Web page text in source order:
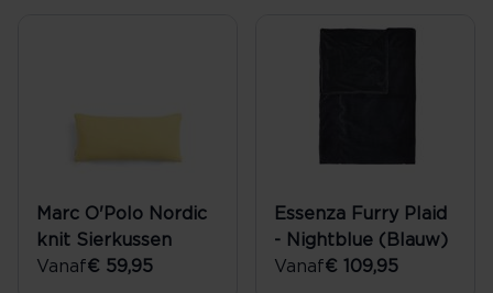
Marc O'Polo Nordic
knit Sierkussen
Vanaf€ 59,95
Essenza Furry Plaid
- Nightblue (Blauw)
Vanaf€ 109,95